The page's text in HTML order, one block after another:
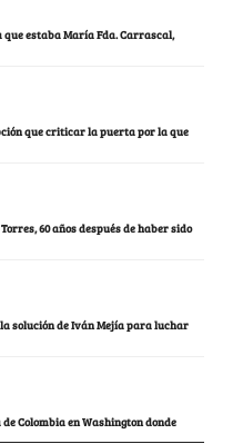
estaba María Fda. Carrascal,
que criticar la puerta por la que
60 años después de haber sido
solución de Iván Mejía para luchar
Colombia en Washington donde